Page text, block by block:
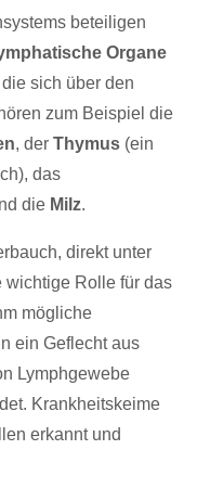
beteiligen
Organe
sich über den
zum Beispiel die
, der Thymus (ein
das
die Milz.
direkt unter
wichtige Rolle für das
mögliche
ein Geflecht aus
Lymphgewebe
Krankheitskeime
erkannt und